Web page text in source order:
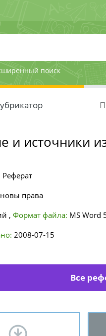
поиск
и источники
Реферат
права
, Формат файла: MS Word
2008-07-15
Все